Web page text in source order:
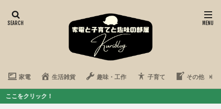
家電 生活雑貨 趣味・工作 子育て その他
ク！